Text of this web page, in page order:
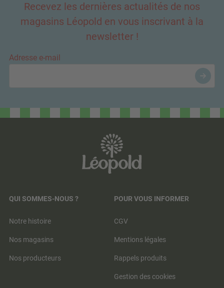
Recevez les dernières actualités de nos
magasins Léopold en vous inscrivant à la
newsletter !
Adresse e-mail
QUI SOMMES-NOUS ?
Notre histoire
Nos magasins
Nos producteurs
POUR VOUS INFORMER
CGV
Mentions légales
Rappels produits
Gestion des cookies